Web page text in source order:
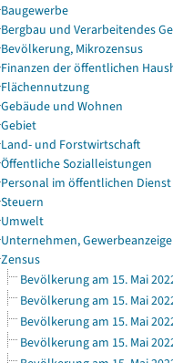
Baugewerbe
Bergbau und Verarbeitendes
Bevölkerung, Mikrozensus
Finanzen der öffentlichen
Flächennutzung
Gebäude und Wohnen
Gebiet
Land- und Forstwirtschaft
Öffentliche Sozialleistungen
Personal im öffentlichen Dienst
Steuern
Umwelt
Unternehmen,
Zensus
Bevölkerung am 15. Mai
Bevölkerung am 15. Mai
Bevölkerung am 15. Mai
Bevölkerung am 15. Mai